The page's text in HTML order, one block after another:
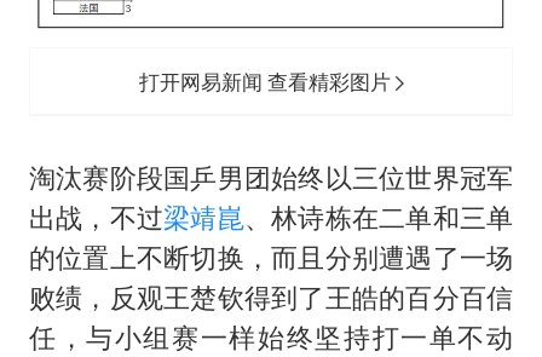
打开网易新闻 查看精彩图片
淘汰赛阶段国乒男团始终以三位世界冠军
出战，不过梁靖崑、林诗栋在二单和三单
的位置上不断切换，而且分别遭遇了一场
败绩，反观王楚钦得到了王皓的百分百信
任，与小组赛一样始终坚持打一单不动